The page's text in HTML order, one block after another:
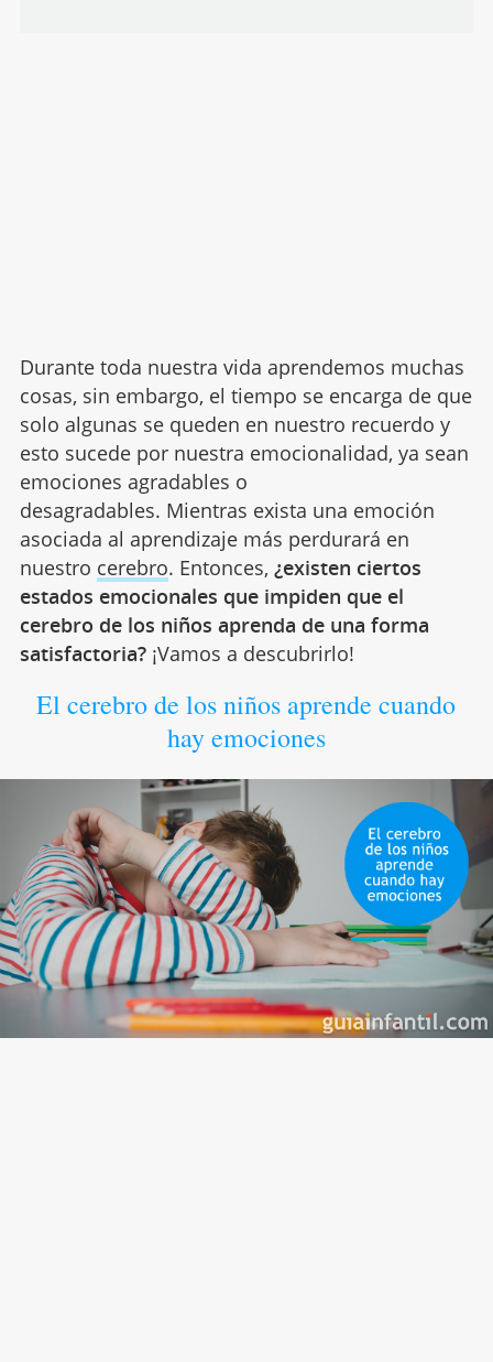
Durante toda nuestra vida aprendemos muchas
cosas, sin embargo, el tiempo se encarga de que
solo algunas se queden en nuestro recuerdo y
esto sucede por nuestra emocionalidad, ya sean
emociones agradables o
desagradables. Mientras exista una emoción
asociada al aprendizaje más perdurará en
nuestro cerebro. Entonces, ¿existen ciertos
estados emocionales que impiden que el
cerebro de los niños aprenda de una forma
satisfactoria?¡Vamos a descubrirlo!
El cerebro de los niños aprende cuando
hay emociones